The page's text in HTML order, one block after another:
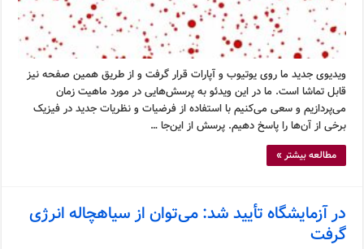
ویدیوی جدید ما روی یوتیوب و آپارات قرار گرفت و از طریق همین صفحه نیز
قابل تماشا است. ما در این ویدئو به پرسش‌هایی در مورد ماهیت زمان
می‌پردازیم و سعی می‌کنیم با استفاده از فرضیات و نظریات جدید در فیزیک
برخی از آن‌ها را پاسخ دهیم. پرسش از این‌جا …
مطالعه بیشتر »
در آزمایشگاه تأیید شد: می‌توان از سیاهچاله انرژی
گرفت